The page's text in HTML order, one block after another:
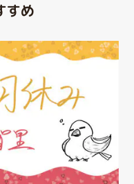
すめ